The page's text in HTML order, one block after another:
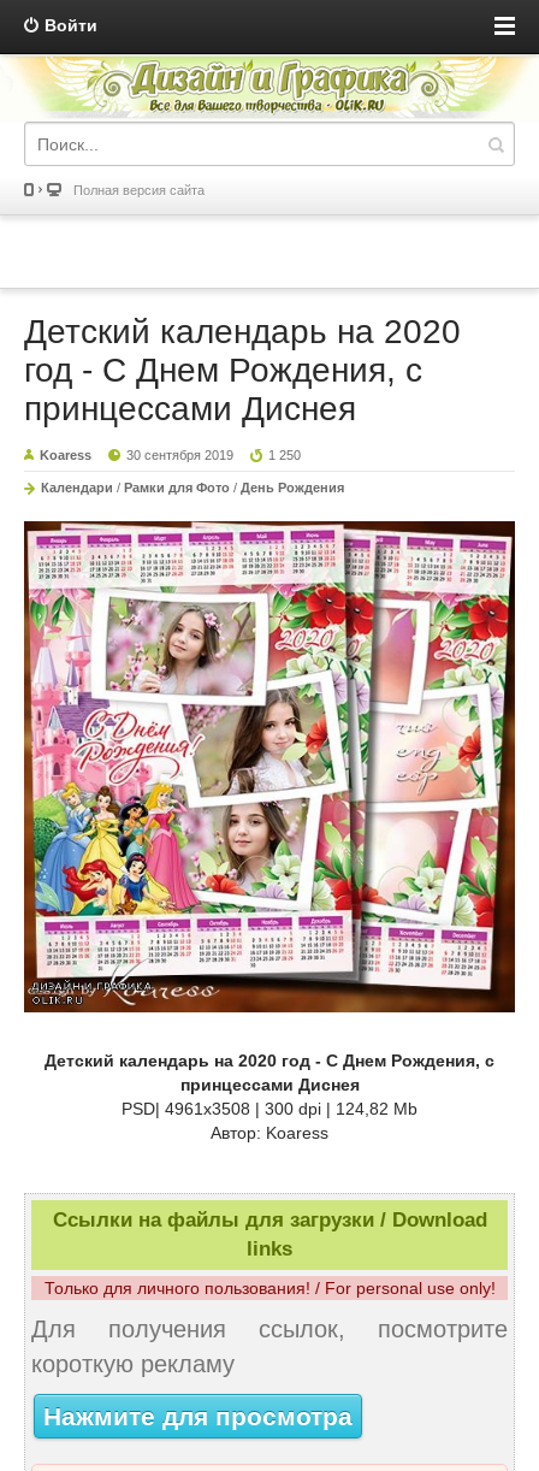
Войти
Полная версия сайта
Детский календарь на 2020
год - С Днем Рождения, с
принцессами Диснея
Koaress 30 сентября 2019 1 250
Календари / Рамки для Фото / День Рождения
Детский календарь на 2020 год - С Днем Рождения, с
принцессами Диснея
PSD| 4961x3508 | 300 dpi | 124,82 Mb
Автор: Koaress
Ссылки на файлы для загрузки / Download
links
Только для личного пользования! / For personal use only!
Для получения ссылок, посмотрите
короткую рекламу
Нажмите для просмотра